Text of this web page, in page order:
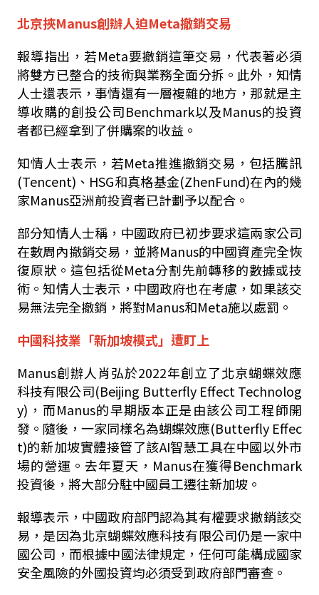
北京挾Manus創辦人迫Meta撤銷交易
報導指出，若Meta要撤銷這筆交易，代表著必須
將雙方已整合的技術與業務全面分拆。此外，知情
人士還表示，事情還有一層複雜的地方，那就是主
導收購的創投公司Benchmark以及Manus的投資
者都已經拿到了併購案的收益。
知情人士表示，若Meta推進撤銷交易，包括騰訊
(Tencent) 、 HSG和真格基金(ZhenFund)在內的幾
家Manus亞洲前投資者已計劃予以配合。
部分知情人士稱，中國政府已初步要求這兩家公司
在數周內撤銷交易，並將Manus的中國資產完全恢
復原狀。這包括從Meta分割先前轉移的數據或技
術。知情人士表示，中國政府也在考慮，如果該交
易無法完全撤銷，將對Manus和Meta施以處罰。
中國科技業「新加坡模式」遭盯上
Manus創辦人肖弘於2022年創立了北京蝴蝶效應
科技有限公司(Beijing Butterfly Effect Technolog
y) ，而Manus的早期版本正是由該公司工程師開
發。隨後，一家同樣名為蝴蝶效應(Butterfly Effec
t)的新加坡實體接管了該AI智慧工具在中國以外市
場的營運。去年夏天， Manus在獲得Benchmark
投資後，將大部分駐中國員工遷往新加坡。
報導表示，中國政府部門認為其有權要求撤銷該交
易，是因為北京蝴蝶效應科技有限公司仍是一家中
國公司，而根據中國法律規定，任何可能構成國家
安全風險的外國投資均必須受到政府部門審查。